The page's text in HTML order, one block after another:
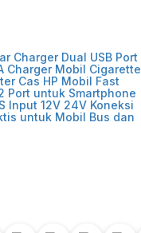
Charger Dual USB Port
Charger Mobil Cigarette
Cas HP Mobil Fast
Port untuk Smartphone
Input 12V 24V Koneksi
untuk Mobil Bus dan